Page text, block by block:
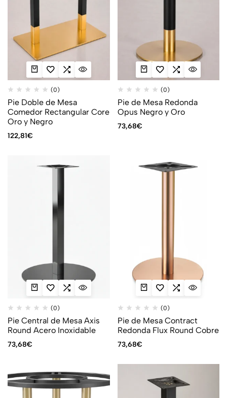
(0)
Pie Doble de Mesa
Comedor Rectangular Core
Oro y Negro
122,81€
(0)
Pie de Mesa Redonda
Opus Negro y Oro
73,68€
(0)
Pie Central de Mesa Axis
Round Acero Inoxidable
73,68€
(0)
Pie de Mesa Contract
Redonda Flux Round Cobre
73,68€